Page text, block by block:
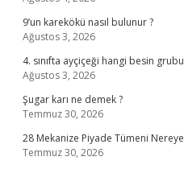
9’un karekökü nasıl bulunur ?
Ağustos 3, 2026
4. sınıfta ayçiçeği hangi besin
Ağustos 3, 2026
Şugar karı ne demek ?
Temmuz 30, 2026
28 Mekanize Piyade Tümeni Nereye
Temmuz 30, 2026